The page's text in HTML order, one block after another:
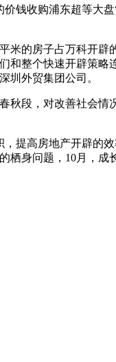
收购浦东超等大盘
的房子占万科开辟
和整个快速开辟策略
圳外贸集团公司。
段，对改善社会情
高房地产开辟的效
栖身问题，10月，成